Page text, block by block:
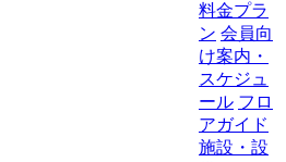
料金プラ
ン 会員向
け案内・
スケジュ
ール フロ
アガイド
施設・設